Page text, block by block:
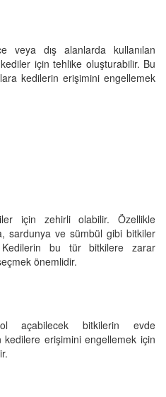
veya dış alanlarda kullanılan
için tehlike oluşturabilir. Bu
kedilerin erişimini engellemek
için zehirli olabilir. Özellikle
sardunya ve sümbül gibi bitkiler
bu tür bitkilere zarar
önemlidir.
açabilecek bitkilerin evde
erişimini engellemek için